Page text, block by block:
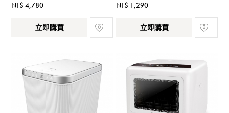
NT$ 4,780
立即購買
NT$ 1,290
立即購買